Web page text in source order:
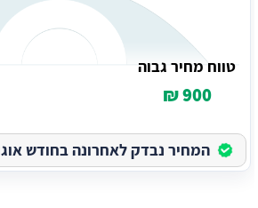
טווח מחיר גבוה
900 ₪
המחיר נבדק לאחרונה בחודש אוגוסט